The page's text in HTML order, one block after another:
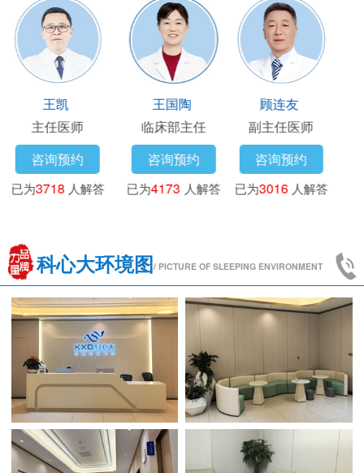
王凯
主任医师
咨询预约
已为3718 人解答
王国陶
临床部主任
咨询预约
已为4173 人解答
顾连友
副主任医师
咨询预约
已为3016人解答
科心大环境图/ PICTURE OF SLEEPING ENVIRONMENT